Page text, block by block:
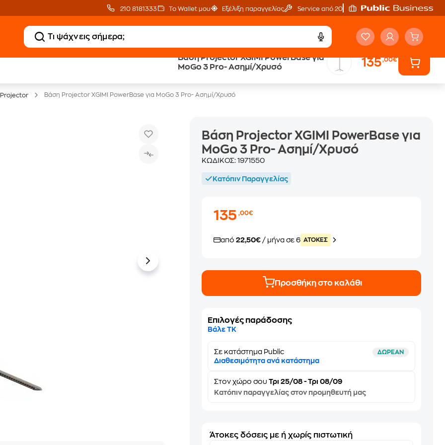
210 8181333 Το Wallet μου Εξέλιξη παραγγελίας Service από 20'
Βάση Projector XGIMI PowerBase για
MoGo 3 Pro- Ασημί/Χρυσό
135,00€
Εγγύηση Άτοκες Δόσεις
Projector Βάση Projector XGIMI PowerBase για MoGo 3 Pro- Ασημί/Χρυσό
Βάση Projector XGIMI PowerBase για
MoGo 3 Pro- Ασημί/Χρυσό
ΚΩΔΙΚΟΣ:1971550
Κατόπιν Παραγγελίας
135,00€
από22,50€ / μήνα σε 6 ATOKEΣ
Προσθήκη στο καλάθι
Επιλογές παράδοσης
Βάλε ΤΚ
Σε κατάστημα Public ΔΩΡΕΑΝ
Διαθεσιμότητα ανά κατάστημα
Στονχώρο σου Τρι 25/08 - Τρι 08/09
Κατόπιν παραγγελίας στον προμηθευτή μας
Άτοκες δόσεις με ή χωρίς πιστωτική